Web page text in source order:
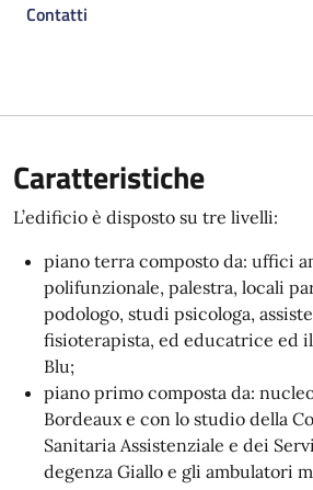
Contatti
Caratteristiche
L’edificio è disposto su tre livelli:
piano terra composto da: uffici
polifunzionale, palestra, locali
podologo, studi psicologa,
fisioterapista, ed educatrice ed
Blu;
piano primo composta da:
Bordeaux e con lo studio della
Sanitaria Assistenziale e dei
degenza Giallo e gli ambulatori